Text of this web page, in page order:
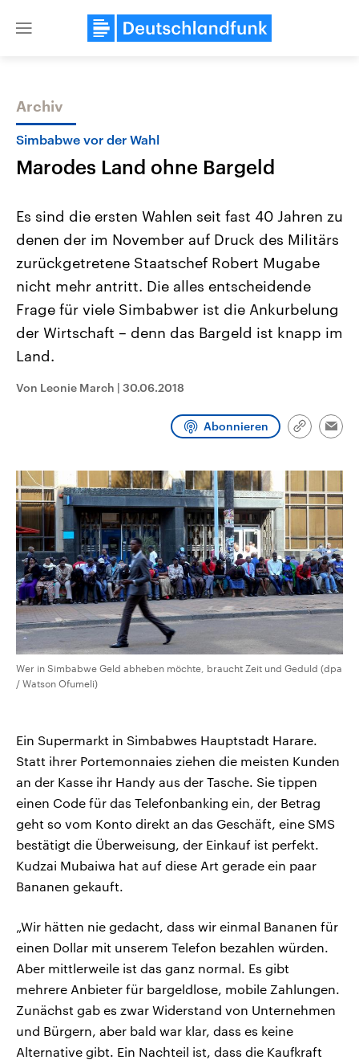
Close
Themen
Landtagswahl Sachsen-Anhalt
2026
Alle Informationen
Sachsen-Anhalt wählt am 6.
September 2026 einen neuen
Bundesland von einer Koalition aus
Umfragen, Prognosen,
Wahlprogramme, aktuelle Berichte
und Kandidaten der anstehenden
USA
Aktuelle Beiträge,
Hintergründe
Wirtschaftlich und
gehören die Vereinigten
den mächtigsten Ländern
Archiv
Simbabwe vor der Wahl
Marodes Land ohne Bargeld
Es sind die ersten Wahlen seit fast 40 Jahren zu
denen der im November auf Druck des Militärs
zurückgetretene Staatschef Robert Mugabe
nicht mehr antritt. Die alles entscheidende
Frage für viele Simbabwer ist die Ankurbelung
der Wirtschaft – denn das Bargeld ist knapp im
Land.
Von Leonie March | 30.06.2018
Abonnieren
Link
Wer in Simbabwe Geld abheben möchte, braucht Zeit und Geduld (dpa
/ Watson Ofumeli)
Ein Supermarkt in Simbabwes Hauptstadt Harare.
Statt ihrer Portemonnaies ziehen die meisten Kunden
an der Kasse ihr Handy aus der Tasche. Sie tippen
einen Code für das Telefonbanking ein, der Betrag
geht so vom Konto direkt an das Geschäft, eine SMS
bestätigt die Überweisung, der Einkauf ist perfekt.
Kudzai Mubaiwa hat auf diese Art gerade ein paar
Bananen gekauft.
„Wir hätten nie gedacht, dass wir einmal Bananen für
einen Dollar mit unserem Telefon bezahlen würden.
Aber mittlerweile ist das ganz normal. Es gibt
mehrere Anbieter für bargeldlose, mobile Zahlungen.
Zunächst gab es zwar Widerstand von Unternehmen
und Bürgern, aber bald war klar, dass es keine
Alternative gibt. Ein Nachteil ist, dass die Kaufkraft